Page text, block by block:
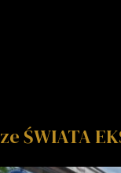
ze ŚWIATA